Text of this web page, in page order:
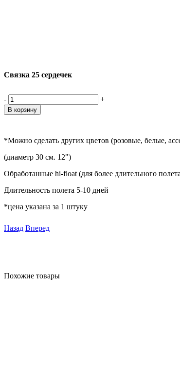
Связка 25 сердечек
-
+
*Можно сделать других цветов (розовые, белые,
(диаметр 30 см. 12")
Обработанные hi-float (для более длительного
Длительность полета 5-10 дней
*цена указана за 1 штуку
Назад Вперед
Похожие товары